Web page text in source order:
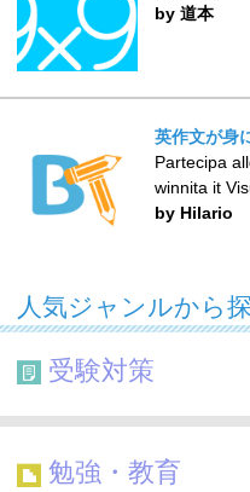
by 道本
英作文が身
Partecipa
winnita it
by Hilario
人気ジャンルから
受験対策
勉強・教育